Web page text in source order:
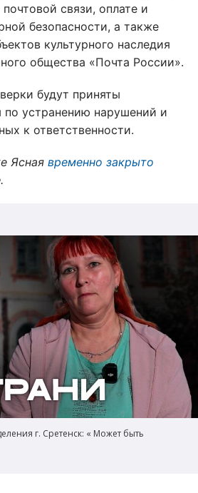
связи, оплате и
безопасности, а также
культурного наследия
общества «Почта России».
будут приняты
устранению нарушений и
к ответственности.
Ясная временно закрыто
г. Сретенск: « Может быть